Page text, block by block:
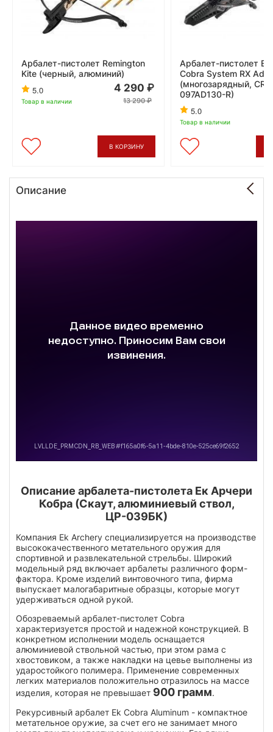
Арбалет-пистолет Remington
Kite (черный, алюминий)
5.0
Товар в наличии
4 290
13 290
В КОРЗИНУ
Арбалет-пистолет
Cobra System RX
(многозарядный, CR-
097AD130-R)
5.0
Товар в наличии
Описание
Описание арбалета-пистолета Ек Арчери
Кобра (Скаут, алюминиевый ствол,
ЦР-039БК)
Компания Ek Archery специализируется на производстве
высококачественного метательного оружия для
спортивной и развлекательной стрельбы. Широкий
модельный ряд включает арбалеты различного форм-
фактора. Кроме изделий винтовочного типа, фирма
выпускает малогабаритные образцы, которые могут
удерживаться одной рукой.
Обозреваемый арбалет-пистолет Cobra
характеризуется простой и надежной конструкцией. В
конкретном исполнении модель оснащается
алюминиевой ствольной частью, при этом рама с
хвостовиком, а также накладки на цевье выполнены из
ударостойкого полимера. Применение современных
легких материалов положительно отразилось на массе
изделия, которая не превышает 900 грамм.
Рекурсивный арбалет Ek Cobra Aluminum - компактное
метательное оружие, за счет его не занимает много